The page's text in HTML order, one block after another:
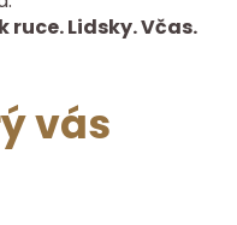
ruce. Lidsky. Včas.
vás